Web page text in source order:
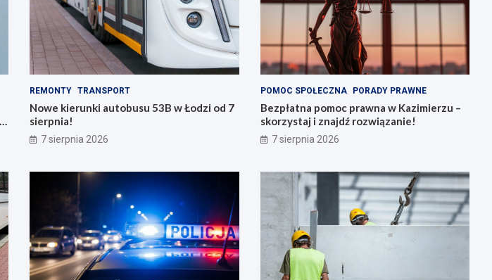
REMONTY TRANSPORT
Nowe kierunki autobusu 53B w Łodzi od 7
sierpnia!
7 sierpnia 2026
POMOC SPOŁECZNA PORADY PRAWNE
Bezpłatna pomoc prawna w Kazimierzu –
skorzystaj i znajdź rozwiązanie!
7 sierpnia 2026